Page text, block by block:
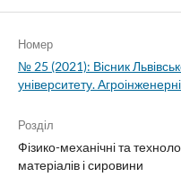
Номер
№ 25 (2021): Вісник
університету.
Розділ
Фізико-механічні та
матеріалів і сировини